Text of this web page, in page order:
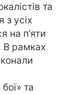
та
з усіх
на п’яти
В рамках
та